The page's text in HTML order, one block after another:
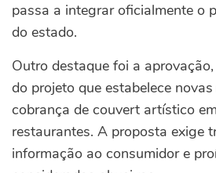
passa a integrar oficialmente o
do estado.
Outro destaque foi a
do projeto que estabelece
cobrança de couvert artístico
restaurantes. A proposta exige
informação ao consumidor e